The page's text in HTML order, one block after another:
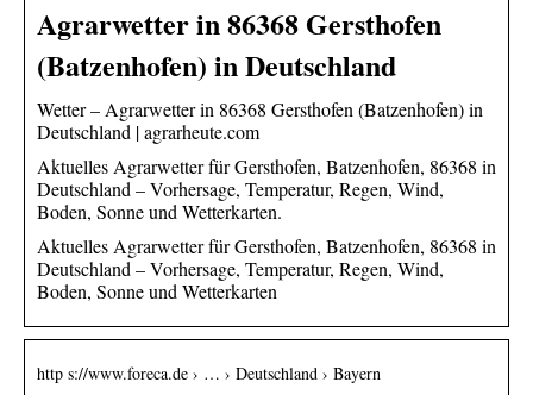
Agrarwetter in 86368 Gersthofen
(Batzenhofen) in Deutschland
Wetter – Agrarwetter in 86368 Gersthofen (Batzenhofen) in
Deutschland | agrarheute.com
Aktuelles Agrarwetter für Gersthofen, Batzenhofen, 86368 in
Deutschland – Vorhersage, Temperatur, Regen, Wind,
Boden, Sonne und Wetterkarten.
Aktuelles Agrarwetter für Gersthofen, Batzenhofen, 86368 in
Deutschland – Vorhersage, Temperatur, Regen, Wind,
Boden, Sonne und Wetterkarten
http s://www.foreca.de › … › Deutschland › Bayern